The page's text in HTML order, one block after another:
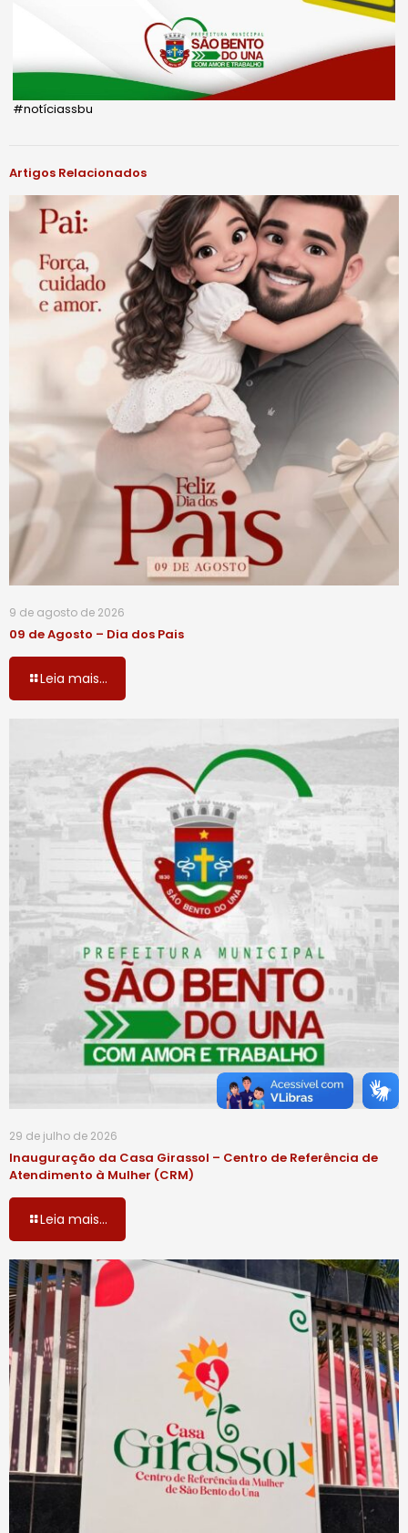
#notíciassbu
Artigos Relacionados
9 de agosto de 2026
09 de Agosto – Dia dos Pais
Leia mais...
29 de julho de 2026
Inauguração da Casa Girassol – Centro de Referência de
Atendimento à Mulher (CRM)
Leia mais...